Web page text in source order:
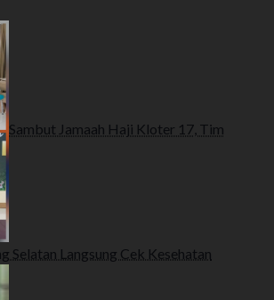
Sambut Jamaah Haji Kloter 17, Tim
Selatan Langsung Cek Kesehatan